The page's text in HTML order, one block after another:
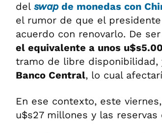
del swapde monedas con
el rumor de que el
acuerdo con renovarlo. De
el equivalente a unos
tramo de libre
Banco Central, lo cual
En ese contexto, este
u$s27 millones y las reservas